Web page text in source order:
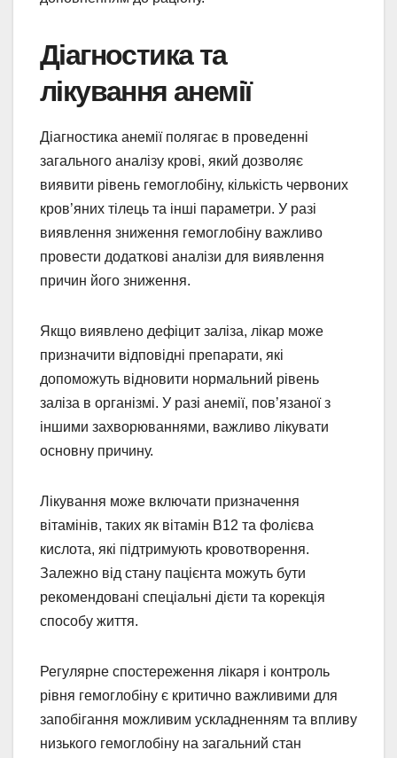
Діагностика та
лікування анемії
Діагностика анемії полягає в проведенні
загального аналізу крові, який дозволяє
виявити рівень гемоглобіну, кількість червоних
кров’яних тілець та інші параметри. У разі
виявлення зниження гемоглобіну важливо
провести додаткові аналізи для виявлення
причин його зниження.
Якщо виявлено дефіцит заліза, лікар може
призначити відповідні препарати, які
допоможуть відновити нормальний рівень
заліза в організмі. У разі анемії, пов’язаної з
іншими захворюваннями, важливо лікувати
основну причину.
Лікування може включати призначення
вітамінів, таких як вітамін В12 та фолієва
кислота, які підтримують кровотворення.
Залежно від стану пацієнта можуть бути
рекомендовані спеціальні дієти та корекція
способу життя.
Регулярне спостереження лікаря і контроль
рівня гемоглобіну є критично важливими для
запобігання можливим ускладненням та впливу
низького гемоглобіну на загальний стан